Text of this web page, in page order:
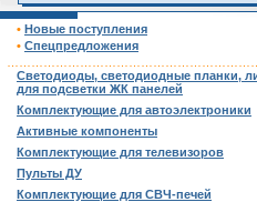
• Новые поступления
• Спецпредложения
Светодиоды, светодиодные планки,
для подсветки ЖК панелей
Комплектующие для автоэлектроники
Активные компоненты
Комплектующие для телевизоров
Пульты ДУ
Комплектующие для СВЧ-печей